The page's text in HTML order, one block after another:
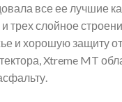
все ее лучшие
трех слойное
и хорошую защиту
Xtreme MT